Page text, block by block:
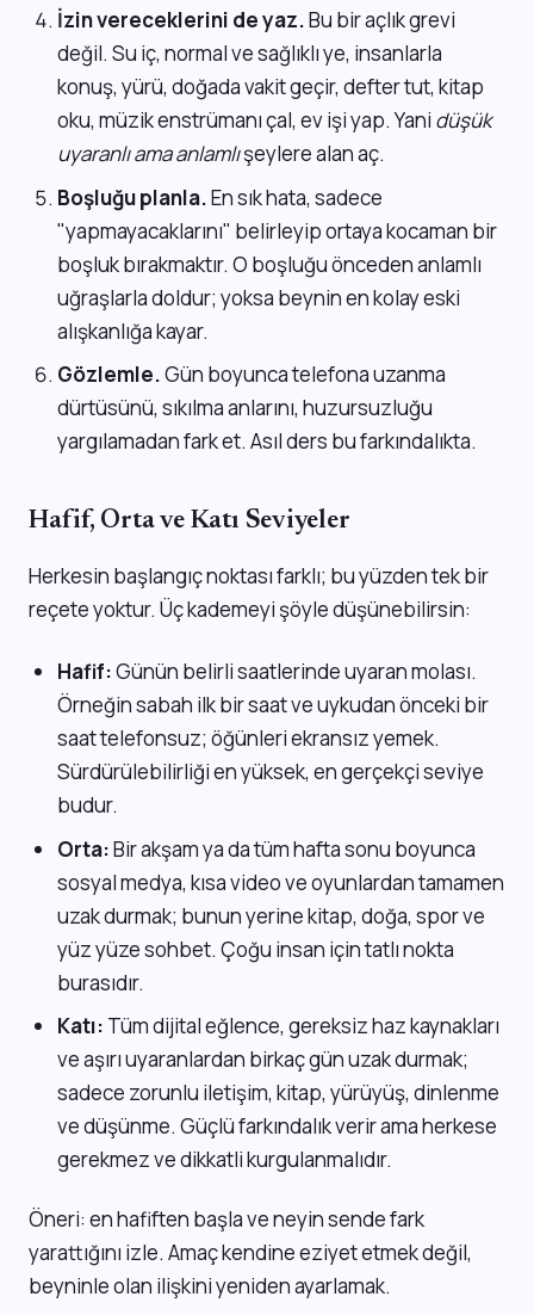
İzin vereceklerini de yaz.Bu bir açlık grevi
değil. Su iç, normal ve sağlıklı ye, insanlarla
konuş, yürü, doğada vakit geçir, defter tut, kitap
oku, müzik enstrümanı çal, ev işi yap. Yani düşük
uyaranlı ama anlamlışeylere alan aç.
Boşluğu planla.En sık hata, sadece
"yapmayacaklarını" belirleyip ortaya kocaman bir
boşluk bırakmaktır. O boşluğu önceden anlamlı
uğraşlarla doldur; yoksa beynin en kolay eski
alışkanlığa kayar.
Gözlemle.Gün boyunca telefona uzanma
dürtüsünü, sıkılma anlarını, huzursuzluğu
yargılamadan fark et. Asıl ders bu farkındalıkta.
Hafif, Orta ve Katı Seviyeler
Herkesin başlangıç noktası farklı; bu yüzden tek bir
reçete yoktur. Üç kademeyi şöyle düşünebilirsin:
Hafif:Günün belirli saatlerinde uyaran molası.
Örneğin sabah ilk bir saat ve uykudan önceki bir
saat telefonsuz; öğünleri ekransız yemek.
Sürdürülebilirliği en yüksek, en gerçekçi seviye
budur.
Orta:Bir akşam ya da tüm hafta sonu boyunca
sosyal medya, kısa video ve oyunlardan tamamen
uzak durmak; bunun yerine kitap, doğa, spor ve
yüz yüze sohbet. Çoğu insan için tatlı nokta
burasıdır.
Katı: Tüm dijital eğlence, gereksiz haz kaynakları
ve aşırı uyaranlardan birkaç gün uzak durmak;
sadece zorunlu iletişim, kitap, yürüyüş, dinlenme
ve düşünme. Güçlü farkındalık verir ama herkese
gerekmez ve dikkatli kurgulanmalıdır.
Öneri: en hafiften başla ve neyin sende fark
yarattığını izle. Amaç kendine eziyet etmek değil,
beyninle olan ilişkini yeniden ayarlamak.